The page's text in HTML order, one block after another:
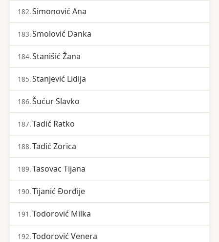
182.Simonović Ana
183.Smolović Danka
184.Stanišić Žana
185.Stanjević Lidija
186.Šućur Slavko
187.Tadić Ratko
188.Tadić Zorica
189.Tasovac Tijana
190.Tijanić Đorđije
191.Todorović Milka
192.Todorović Venera